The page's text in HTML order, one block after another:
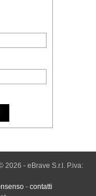
2026 - eBrave S.r.l. P.iva:
- contatti